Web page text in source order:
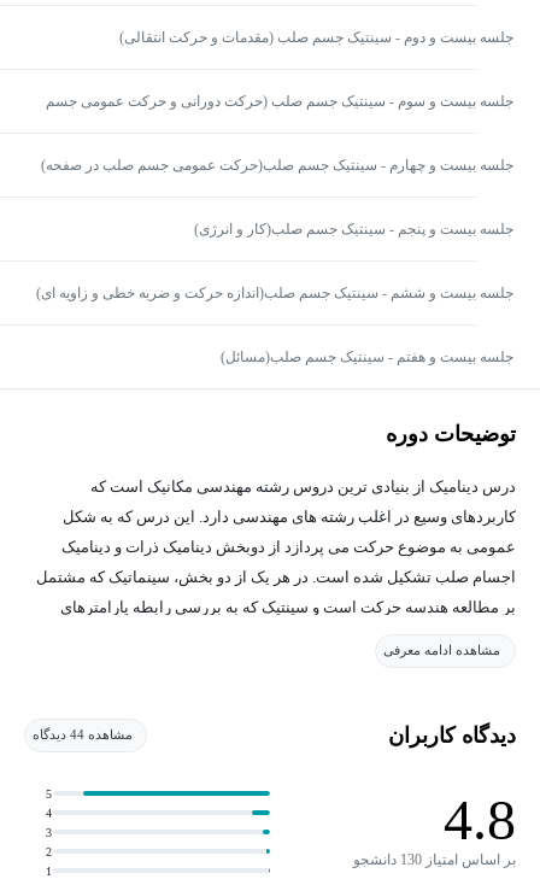
جلسه بیست و دوم - سینتیک جسم صلب (مقدمات و حرکت انتقالی)
جلسه بیست و سوم - سینتیک جسم صلب (حرکت دورانی و حرکت عمومی جسم
جلسه بیست و چهارم - سینتیک جسم صلب(حرکت عمومی جسم صلب در صفحه)
جلسه بیست و پنجم - سینتیک جسم صلب(کار و انرژی)
جلسه بیست و ششم - سینتیک جسم صلب(اندازه حرکت و ضربه خطی و زاویه ای)
جلسه بیست و هفتم - سینتیک جسم صلب(مسائل)
توضیحات دوره
درس دینامیک از بنیادی ترین دروس رشته مهندسی مکانیک است که
کاربردهای وسیع در اغلب رشته های مهندسی دارد. این درس که به شکل
عمومی به موضوع حرکت می پردازد از دوبخش دینامیک ذرات و دینامیک
اجسام صلب تشکیل شده است. در هر یک از دو بخش، سینماتیک که مشتمل
بر مطالعه هندسه حرکت است و سینتیک که به بررسی رابطه پارامترهای
در این درس دانشجویان با مفاهیمی چون سرعت، شتاب، نیرو، گشتاور، انرژی
ای، سرعت و شتاب نسبی، سرعت و شتاب زاویه ای، مرکز آنی دوران و ممان
اینرسی جرمی آشنا می شوند و از این مفاهیم جهت تحلیل حرکت ذرات و
مشاهده ادامه معرفی
دیدگاه کاربران مشاهده 44 دیدگاه
4.8
بر اساس امتیاز 130 دانشجو
1
2
3
4
5